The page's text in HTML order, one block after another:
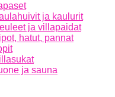
ja kaulurit
ja villapaidat
hatut, pannat
ja sauna